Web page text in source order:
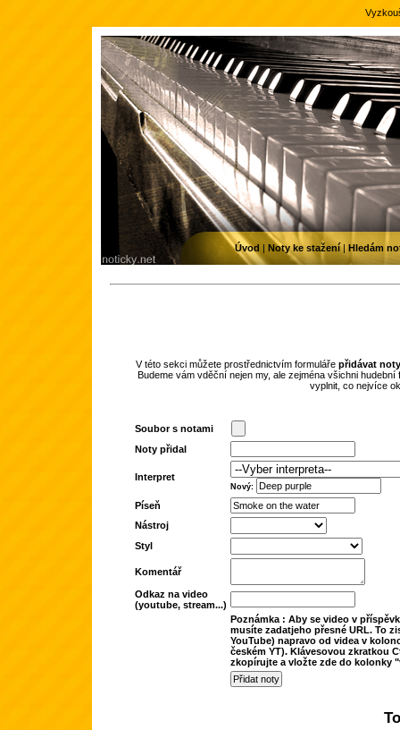
V této sekci můžete prostřednictvím formuláře přidávat noty
Budeme vám vděční nejen my, ale zejména všichni
vyplnit, co nejvíce
Soubor s notami
Noty přidal
Interpret
Nový:
Píseň
Nástroj
Styl
Komentář
Odkaz na video
(youtube, stream...)
Poznámka : Aby se video v
musíte zadatjeho přesné URL. To
YouTube) napravo od videa v
českém YT). Klávesovou zkratkou
zkopírujte a vložte zde do kolonky
Úvod | Noty ke stažení| Hledám